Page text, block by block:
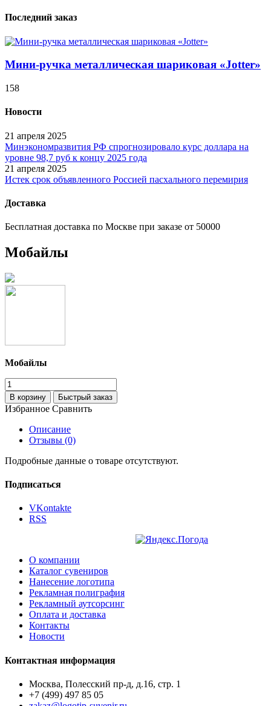
Последний заказ
Мини-ручка металлическая шариковая «Jotter»
158
Новости
21 апреля 2025
Минэкономразвития РФ спрогнозировало курс доллара на
уровне 98,7 руб к концу 2025 года
21 апреля 2025
Истек срок объявленного Россией пасхального перемирия
Доставка
Бесплатная доставка по Москве при заказе от 50000
Мобайлы
Мобайлы
В корзину Быстрый заказ
Избранное Сравнить
Описание
Отзывы (0)
Подробные данные о товаре отсутствуют.
Подписаться
VKontakte
RSS
О компании
Каталог сувениров
Нанесение логотипа
Рекламная полиграфия
Рекламный аутсорсинг
Оплата и доставка
Контакты
Новости
Контактная информация
Москва, Полесский пр-д, д.16, стр. 1
+7 (499) 497 85 05